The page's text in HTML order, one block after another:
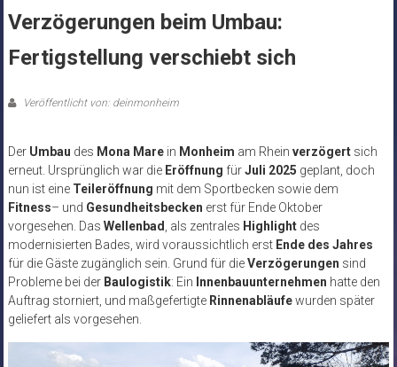
Verzögerungen beim Umbau:
Fertigstellung verschiebt sich
Veröffentlicht von: deinmonheim
Der Umbau des Mona Marein Monheim am Rhein verzögertsich
erneut. Ursprünglich war die Eröffnung fürJuli 2025 geplant, doch
nun ist eine Teileröffnung mit dem Sportbecken sowie dem
Fitness– und Gesundheitsbecken erst für Ende Oktober
vorgesehen. Das Wellenbad, als zentrales Highlightdes
modernisierten Bades, wird voraussichtlich erst Ende des Jahres
für die Gäste zugänglich sein. Grund für dieVerzögerungen sind
Probleme bei der Baulogistik: Ein Innenbauunternehmen hatte den
Auftrag storniert, und maßgefertigte Rinnenabläufewurden später
geliefert als vorgesehen.